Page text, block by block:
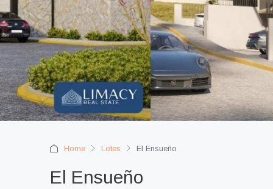
Home Lotes El Ensueño
El Ensueño